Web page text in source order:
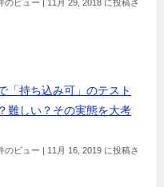
のビュー 11月 29, 2018 に投稿さ
「持ち込み可」のテスト
難しい？その実態を大考
のビュー 11月 16, 2019 に投稿さ